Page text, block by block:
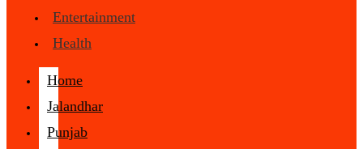
Entertainment
Health
Home
Jalandhar
Punjab